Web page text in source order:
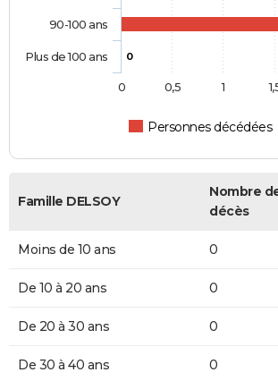
0
Personnes décédées
90-100 ans
Plus de 100 ans
0 0,5 1
Famille DELSOY
Nombre
décès
Moins de 10 ans 0
De 10 à 20 ans 0
De 20 à 30 ans 0
De 30 à 40 ans 0